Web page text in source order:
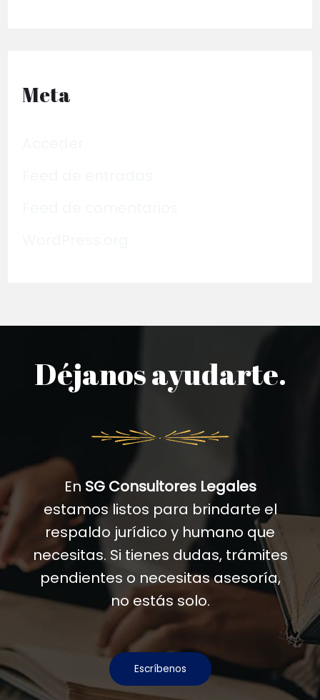
Meta
Déjanos ayudarte.
En SG Consultores Legales
estamos listos para brindarte el
respaldo jurídico y humano que
necesitas. Si tienes dudas, trámites
pendientes o necesitas asesoría,
no estás solo.
Escríbenos